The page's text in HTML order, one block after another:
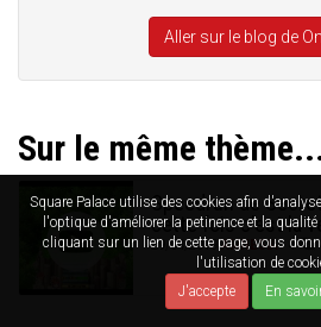
Square Palace utilise des cookies afin
l'optique d'améliorer la petinence et la
cliquant sur un lien de cette page, vous
l'utilisation de
J'accepte
En
Aller sur le blog de
Sur le même
Speedrun de
cette fois c'est la
29/04/2019AMNESIA 4